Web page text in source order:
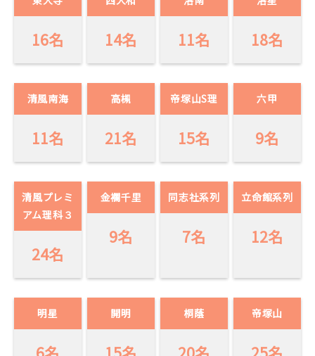
16名 14名 11名 18名
清風南海
11名
高槻
21名
帝塚山S理
15名
六甲
9名
清風プレミ
アム理科３
24名
金襴千里
9名
同志社系列
7名
立命館系列
12名
明星 開明 桐蔭 帝塚山